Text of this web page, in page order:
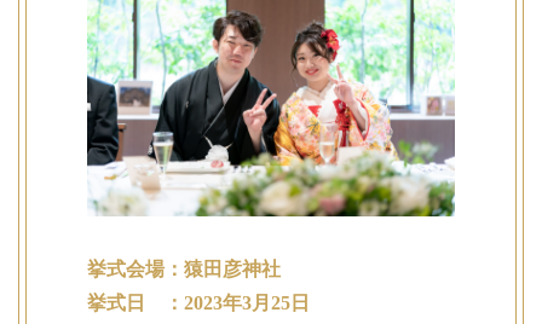
挙式会場：猿田彦神社
挙式日 ：2023年3月25日